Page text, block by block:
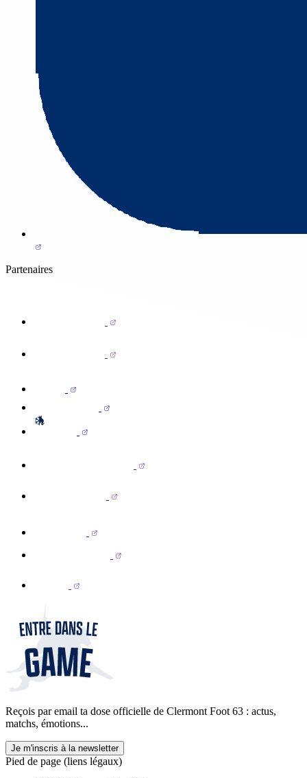
Partenaires
Reçois par email ta dose officielle de Clermont Foot 63 : actus,
matchs, émotions...
Je m'inscris à la newsletter
Pied de page (liens légaux)